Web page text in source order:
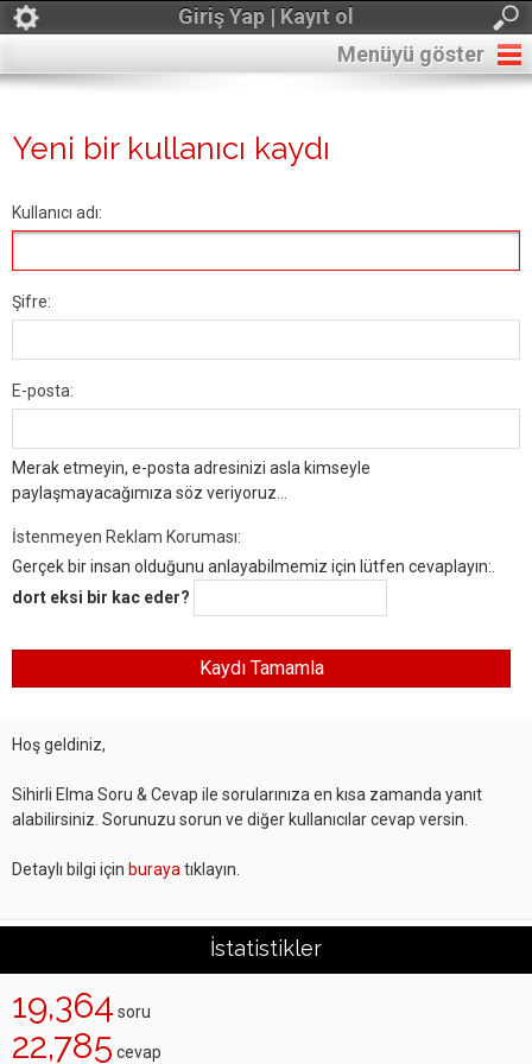
Giriş Yap | Kayıt ol
Menüyü göster
Yeni bir kullanıcı kaydı
Kullanıcı adı:
Şifre:
E-posta:
Merak etmeyin, e-posta adresinizi asla kimseyle
paylaşmayacağımıza söz veriyoruz...
İstenmeyen Reklam Koruması:
Gerçek bir insan olduğunu anlayabilmemiz için lütfen cevaplayın:.
dort eksi bir kac eder?
Hoş geldiniz,
Sihirli Elma Soru & Cevap ile sorularınıza en kısa zamanda yanıt
alabilirsiniz. Sorunuzu sorun ve diğer kullanıcılar cevap versin.
Detaylı bilgi için buraya tıklayın.
İstatistikler
19,364 soru
22,785 cevap